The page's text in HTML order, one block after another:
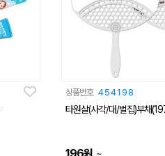
상품번호 454198
타원살(사각/대/벌집)부채
~